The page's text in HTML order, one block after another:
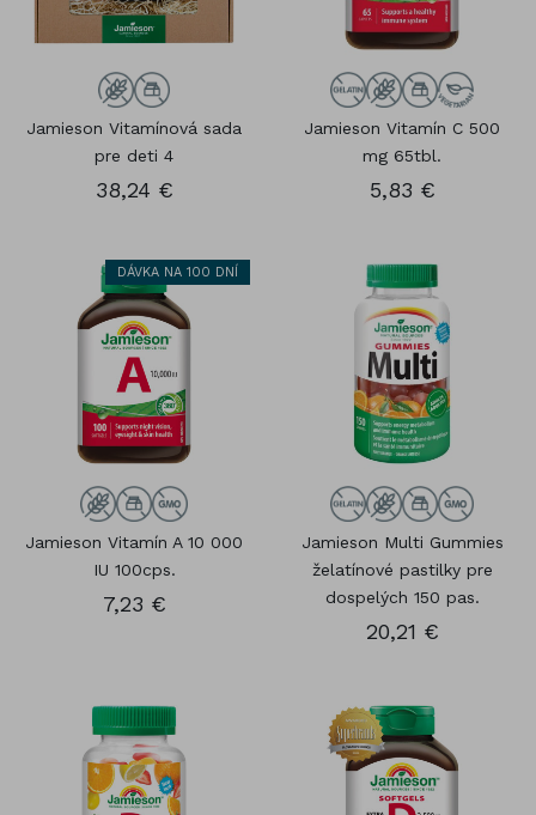
Jamieson Vitamínová sada
pre deti 4
38,24 €
Jamieson Vitamín C 500
mg 65tbl.
5,83 €
DÁVKA NA 100 DNÍ
Jamieson Vitamín A 10 000
IU 100cps.
7,23 €
Jamieson Multi Gummies
želatínové pastilky pre
dospelých 150 pas.
20,21 €